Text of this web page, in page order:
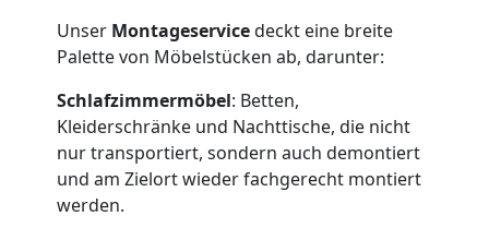
Unser Montageservicedeckt eine breite
Palette von Möbelstücken ab, darunter:
Schlafzimmermöbel: Betten,
Kleiderschränke und Nachttische, die nicht
nur transportiert, sondern auch demontiert
und am Zielort wieder fachgerecht montiert
werden.
Umzugshelfer